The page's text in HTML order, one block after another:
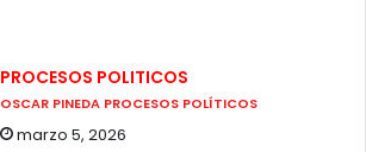
PROCESOS POLITICOS
OSCAR PINEDA PROCESOS POLÍTICOS
marzo 5, 2026